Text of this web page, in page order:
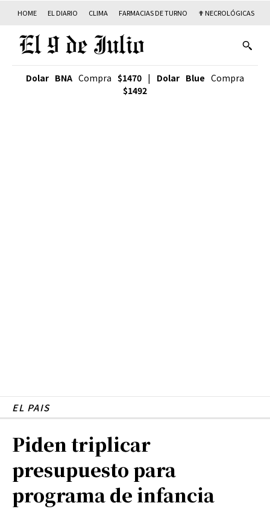
HOME EL DIARIO CLIMA FARMACIAS DE TURNO ✟ NECROLÓGICAS
Dolar BNA Compra $1470 | Dolar Blue Compra
$1492
EL PAIS
Piden triplicar
presupuesto para
programa de infancia